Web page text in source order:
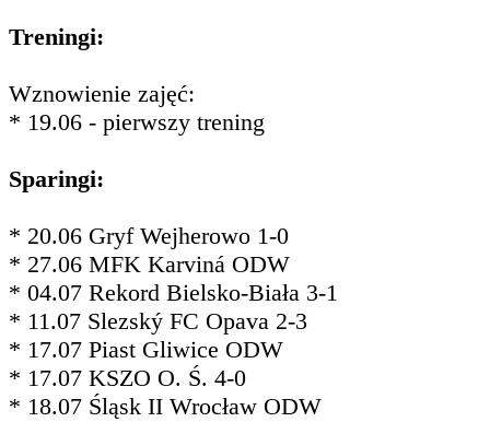
Treningi:
Wznowienie zajęć:
* 19.06 - pierwszy trening
Sparingi:
* 20.06 Gryf Wejherowo 1-0
* 27.06 MFK Karviná ODW
* 04.07 Rekord Bielsko-Biała 3-1
* 11.07 Slezský FC Opava 2-3
* 17.07 Piast Gliwice ODW
* 17.07 KSZO O. Ś. 4-0
* 18.07 Śląsk II Wrocław ODW